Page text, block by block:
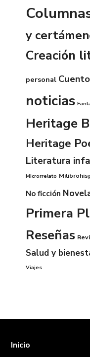
y
Creación
personal
noticias
Heritage
Heritage
Literatura
Microrrelato
No ficción
Primera
Reseñas
Salud y
Viajes
Inicio